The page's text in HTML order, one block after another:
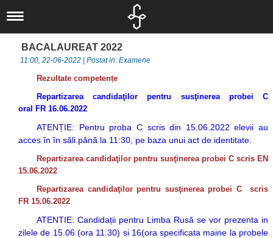
Documente
Asociaţia
Absolventul L.I.
Profesori
Investiții
LIIS în presă
IT
Olimpiade şi
Concursuri
Proiecte
Liceu
Investiții
Concursuri
Naţionale
Internaționale
Naționale
Internaționale
Om şi societate
Informatica
Limbă, comunicare
și literatură
Biblioteca
Elevi
BACALAUREAT 2022
11:00, 22-06-2022 | Postat in: Examene
Rezultate competențe
Repartizarea candidaţilor pentru susţinerea probei C
oral FR 16.06.2022
ATENȚIE: Pentru proba C scris din 15.06.2022 elevii au
acces în în săli până la 11:30, pe baza unui act de identitate.
Repartizarea candidaţilor pentru susţinerea probei C scris EN
15.06.2022
Repartizarea candidaţilor pentru susţinerea probei C scris
FR 15.06.2022
ATENTIE: Candidații pentru Limba Rusă se vor prezenta in
zilele de 15.06 (ora 11.30) si 16(ora specificata maine la probele